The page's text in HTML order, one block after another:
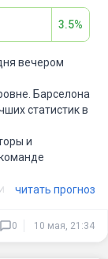
3.5%
вечером
Барселона
статистик в
и
читать прогноз
0 10 мая, 21:34